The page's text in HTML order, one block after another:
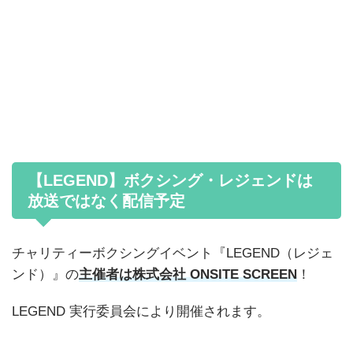
【LEGEND】ボクシング・レジェンドは
放送ではなく配信予定
チャリティーボクシングイベント『LEGEND（レジェ
ンド）』の主催者は株式会社 ONSITE SCREEN ！
LEGEND 実行委員会により開催されます。